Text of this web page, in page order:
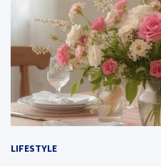
LIFESTYLE